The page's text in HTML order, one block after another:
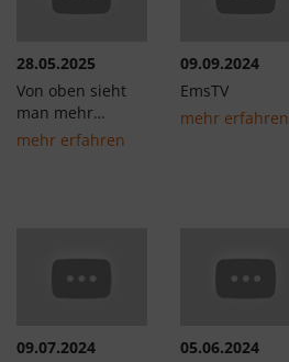
28.05.2025
Von oben sieht
man mehr…
mehr erfahren
09.09.2024
EmsTV
mehr erfahren
09.07.2024
05.06.2024